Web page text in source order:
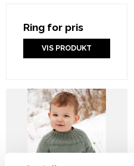
Ring for pris
VIS PRODUKT